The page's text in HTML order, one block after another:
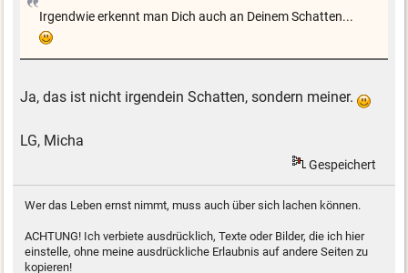
Irgendwie erkennt man Dich auch an Deinem Schatten...
Ja, das ist nicht irgendein Schatten, sondern meiner.
LG, Micha
Gespeichert
Wer das Leben ernst nimmt, muss auch über sich lachen können.
ACHTUNG! Ich verbiete ausdrücklich, Texte oder Bilder, die ich hier
einstelle, ohne meine ausdrückliche Erlaubnis auf andere Seiten zu
kopieren!